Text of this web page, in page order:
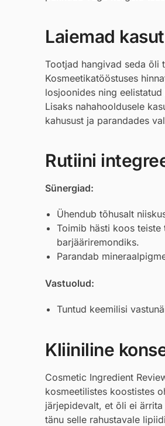
Laiemad
Tootjad hangivad seda õli
Kosmeetikatööstuses
losjoonides ning
Lisaks nahahooldusele
kahusust ja parandades
Rutiini
Sünergiad:
Ühendub tõhusalt
Toimib hästi koos
barjääriremondiks.
Parandab
Vastuolud:
Tuntud keemilisi
Kliiniline
Cosmetic Ingredient
kosmeetilistes koostistes
järjepidevalt, et õli ei
tänu selle rahustavale